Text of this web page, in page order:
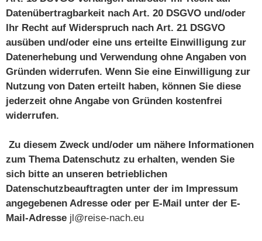
Datenübertragbarkeit nach Art. 20 DSGVO und/oder
Ihr Recht auf Widerspruch nach Art. 21 DSGVO
ausüben und/oder eine uns erteilte Einwilligung zur
Datenerhebung und Verwendung ohne Angaben von
Gründen widerrufen. Wenn Sie eine Einwilligung zur
Nutzung von Daten erteilt haben, können Sie diese
jederzeit ohne Angabe von Gründen kostenfrei
widerrufen.
Zu diesem Zweck und/oder um nähere Informationen
zum Thema Datenschutz zu erhalten, wenden Sie
sich bitte an unseren betrieblichen
Datenschutzbeauftragten unter der im Impressum
angegebenen Adresse oder per E-Mail unter der E-
Mail-Adresse jl@reise-nach.eu